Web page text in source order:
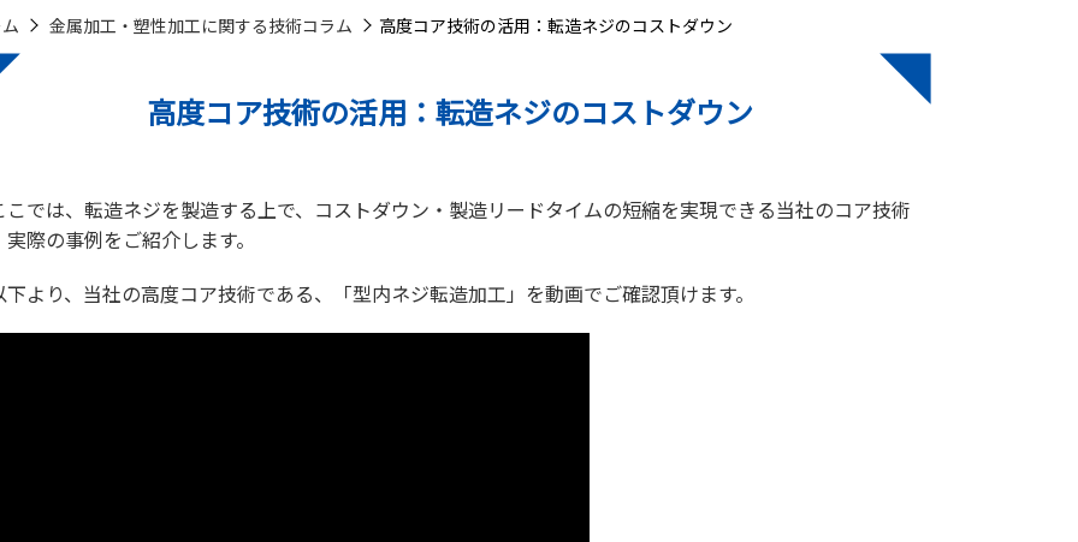
金属加工・塑性加工に関する技術コラム 高度コア技術の活用：転造ネジのコストダウン
高度コア技術の活用：転造ネジのコストダウン
こでは、転造ネジを製造する上で、コストダウン・製造リードタイムの短縮を実現できる当社のコア技術
際の事例をご紹介します。
下より、当社の高度コア技術である、「型内ネジ転造加工」を動画でご確認頂けます。